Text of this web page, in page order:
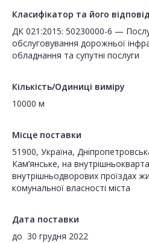
Класифікатор та його
ДК 021:2015: 50230000-6 —
обслуговування дорожньої
обладнання та супутні послуги
Кількість/Одиниці виміру
10000 м
Місце поставки
51900, Україна,
Кам’янське, на
внутрішньодворових проїздах
комунальної власності міста
Дата поставки
до 30 грудня 2022